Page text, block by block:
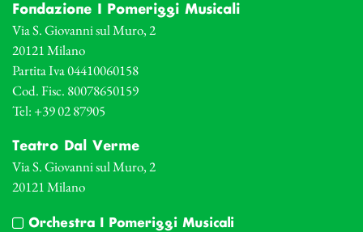
Fondazione I Pomeriggi Musicali
Via S. Giovanni sul Muro, 2
20121 Milano
Partita Iva 04410060158
Cod. Fisc. 80078650159
Tel: +39 02 87905
Teatro Dal Verme
Via S. Giovanni sul Muro, 2
20121 Milano
Orchestra I Pomeriggi Musicali